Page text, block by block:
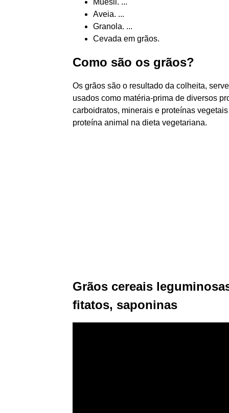
Muesli. ...
Aveia. ...
Granola. ...
Cevada em grãos.
Como são os grãos?
Os grãos são o resultado da colheita,
usados como matéria-prima de diversos
carboidratos, minerais e proteínas
proteína animal na dieta vegetariana.
Grãos cereais
fitatos, saponinas